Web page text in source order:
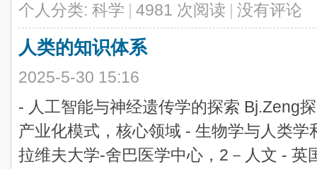
个人分类: 科学 | 4981 次阅读 | 没有评论
人类的知识体系
2025-5-30 15:16
- 人工智能与神经遗传学的探索 Bj.Zeng
产业化模式，核心领域 - 生物学与人类
拉维夫大学-舍巴医学中心，2－人文 - 英